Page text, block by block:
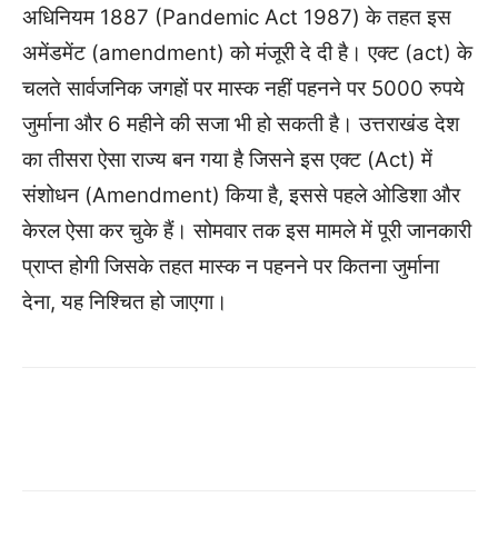
अधिनियम 1887 (Pandemic Act 1987) के तहत इस
अमेंडमेंट (amendment) को मंजूरी दे दी है। एक्ट (act) के
चलते सार्वजनिक जगहों पर मास्क नहीं पहनने पर 5000 रुपये
जुर्माना और 6 महीने की सजा भी हो सकती है। उत्तराखंड देश
का तीसरा ऐसा राज्य बन गया है जिसने इस एक्ट (Act) में
संशोधन (Amendment) किया है, इससे पहले ओडिशा और
केरल ऐसा कर चुके हैं। सोमवार तक इस मामले में पूरी जानकारी
प्राप्त होगी जिसके तहत मास्क न पहनने पर कितना जुर्माना
देना, यह निश्चित हो जाएगा।